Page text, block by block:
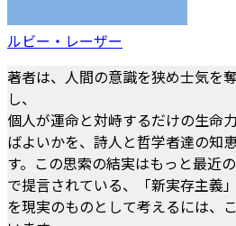
ルビー・レーザー
著者は、人間の意識を狭め士気を
し、
個人が運命と対峙するだけの生命
ばよいかを、詩人と哲学者達の知
す。この思索の結実はもっと最近
で提言されている、「新実存主義
を現実のものとして考えるには、